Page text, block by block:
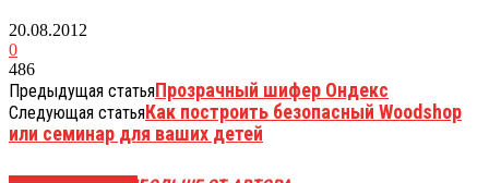
20.08.2012
0
486
Предыдущая статьяПрозрачный шифер Ондекс
Следующая статьяКак построить безопасный Woodshop
или семинар для ваших детей